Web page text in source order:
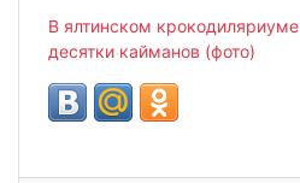
В ялтинском
десятки кайманов (фото)